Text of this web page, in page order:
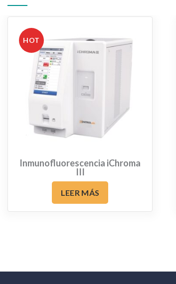
HOT
Inmunofluorescencia iChroma
III
LEER MÁS